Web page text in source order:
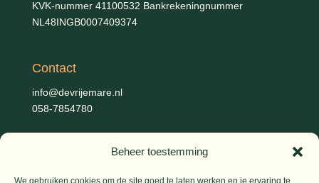
Beheer toestemming
We gebruiken cookies om de site goed te laten werken en je ervaring te
KVK-nummer 41100532 Bankrekeningnummer
NL48INGB0007409374
Contact
info@devrijemare.nl
058-7854780
Gerold Febis, Johanna Koelman, Ronald de Jong,Aart